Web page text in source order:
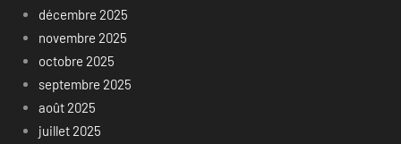
décembre 2025
novembre 2025
octobre 2025
septembre 2025
août 2025
juillet 2025